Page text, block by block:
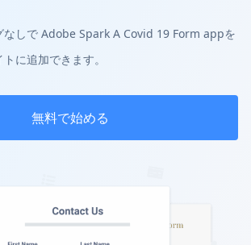
なしで Adobe Spark A Covid 19 Form appを
に追加できます。
無料で始める